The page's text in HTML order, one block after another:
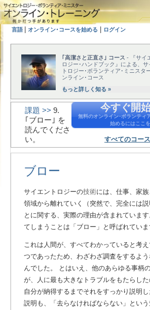
言語 オンライン･コースを始める ログイン
｢高潔さと正直さ｣ コース - 『サイ
ロジー･ハンドブック』による、サ
トロジー･ボランティア･ミニスタ
ンライン･コース
もっと詳しく知る »
今すぐ開
無料のオンライン･ボランティ
始めるにはここ
すべてのコー
課題 >> 9.
｢ブロー｣ を
読んでくださ
い。
ブロー
サイエントロジーの技術には、仕事、家
領域から離れていく（突然で、完全には
とに関する、実際の理由が含まれています
てしまうことは「ブロー」と呼ばれていま
これは人間が、すべてわかっていると考
つであったため、わざわざ調査をするよ
んでした。 とはいえ、他のあらゆる事柄
が、人に最も大きなトラブルをもたらした
自分が納得するまでそれをすっかり説明
説明も、「去らなければならない」とい